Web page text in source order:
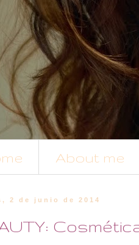
About me
2 de junio de 2014